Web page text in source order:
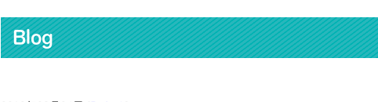
Blog